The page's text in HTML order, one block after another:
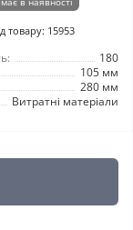
товару: 15953
180
105 мм
280 мм
Витратні матеріали